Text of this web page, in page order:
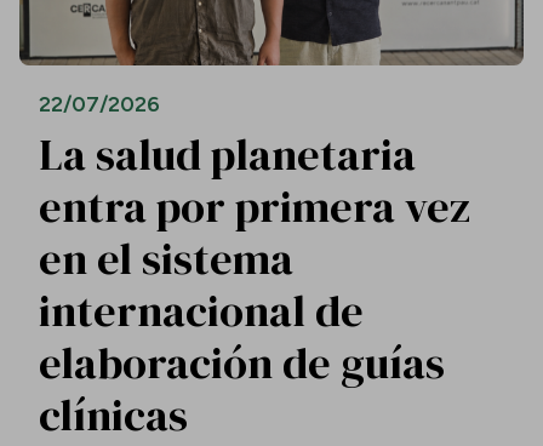
22/07/2026
La salud planetaria
entra por primera vez
en el sistema
internacional de
elaboración de guías
clínicas